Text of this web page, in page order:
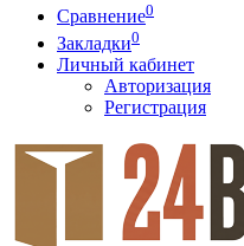
Сравнение0
Закладки0
Личный кабинет
Авторизация
Регистрация